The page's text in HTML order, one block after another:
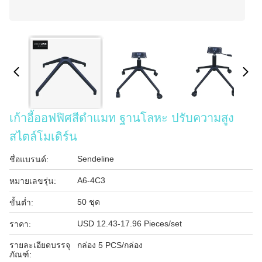
เก้าอี้ออฟฟิศสีดําแมท ฐานโลหะ ปรับความสูง
สไตล์โมเดิร์น
ชื่อแบรนด์: Sendeline
หมายเลขรุ่น: A6-4C3
ขั้นต่ำ: 50 ชุด
ราคา: USD 12.43-17.96 Pieces/set
รายละเอียดบรรจุ
ภัณฑ์:
กล่อง 5 PCS/กล่อง